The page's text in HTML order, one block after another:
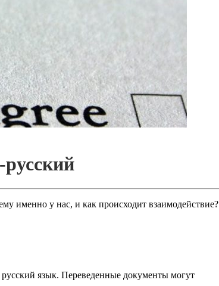
именно у нас, и как происходит взаимодействие?
язык. Переведенные документы могут